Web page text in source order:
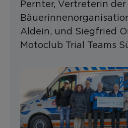
Pernter, Vertreterin der
Aldein, und Siegfried
Motoclub Trial Teams